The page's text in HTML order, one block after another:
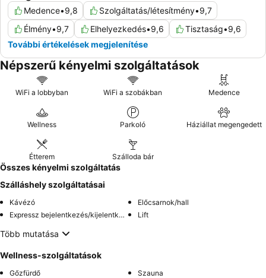
Medence•9,8 Szolgáltatás/létesítmény•9,7
Élmény•9,7 Elhelyezkedés•9,6 Tisztaság•9,6
További értékelések megjelenítése
Népszerű kényelmi szolgáltatások
WiFi a lobbyban WiFi a szobákban Medence
Wellness Parkoló Háziállat megengedett
Étterem Szálloda bár
Összes kényelmi szolgáltatás
Szálláshely szolgáltatásai
Kávézó
Előcsarnok/hall
Expressz bejelentkezés/kijelentkezés
Lift
Több mutatása
Wellness-szolgáltatások
Gőzfürdő
Szauna